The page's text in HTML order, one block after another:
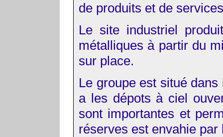
de produits et de
Le site industriel
métalliques à partir du
sur place.
Le groupe est situé
a les dépots à ciel
sont importantes et
réserves est envahie par